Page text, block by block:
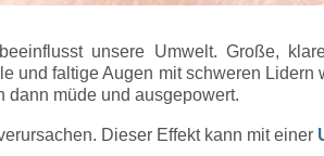
unsere Umwelt. Große,
und faltige Augen mit schweren
dann müde und ausgepowert.
Dieser Effekt kann mit einer